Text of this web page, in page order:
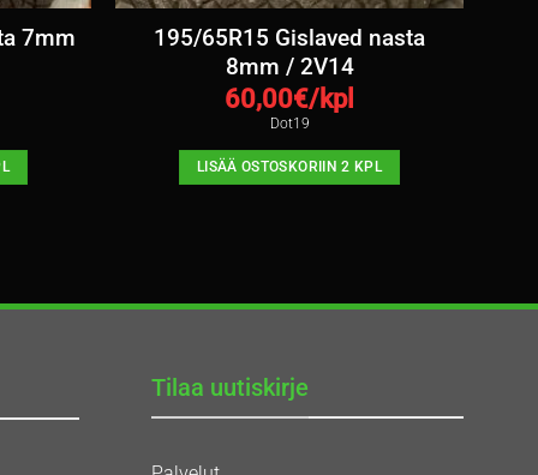
7mm
195/65R15 Gislaved nasta
8mm / 2V14
60,00€/kpl
Dot19
LISÄÄ OSTOSKORIIN 2 KPL
Tilaa uutiskirje